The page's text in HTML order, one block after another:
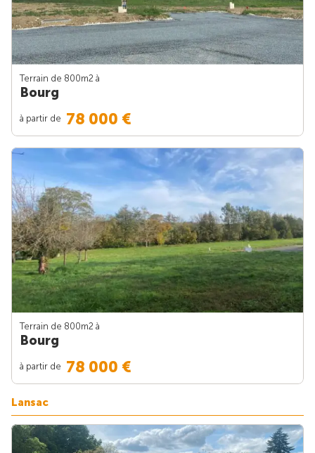
Terrain de 800m2 à
Bourg
à partir de 78 000 €
Terrain de 800m2 à
Bourg
à partir de 78 000 €
Lansac